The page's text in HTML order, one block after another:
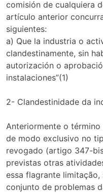
comisión de cualquiera
artículo anterior
siguientes:
a) Que la industria o
clandestinamente, sin
autorización o
instalaciones”(1)
2- Clandestinidade da
Anteriormente o
de modo exclusivo no
revogado (artigo 347-
previstas otras
essa flagrante
conjunto de problemas